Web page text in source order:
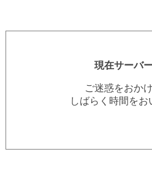
現在サーバ
ご迷惑をおか
しばらく時間を